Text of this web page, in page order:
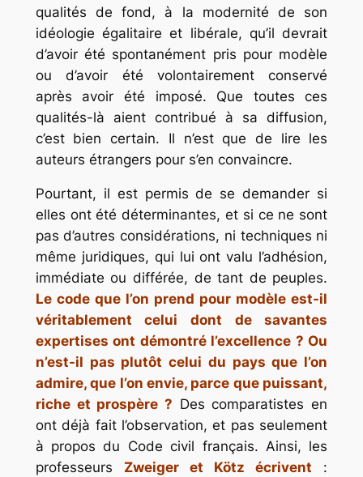
qualités de fond, à la modernité de son
idéologie égalitaire et libérale, qu’il devrait
d’avoir été spontanément pris pour modèle
ou d’avoir été volontairement conservé
après avoir été imposé. Que toutes ces
qualités-là aient contribué à sa diffusion,
c’est bien certain. Il n’est que de lire les
auteurs étrangers pour s’en convaincre.
Pourtant, il est permis de se demander si
elles ont été déterminantes, et si ce ne sont
pas d’autres considérations, ni techniques ni
même juridiques, qui lui ont valu l’adhésion,
immédiate ou différée, de tant de peuples.
Le code que l’on prend pour modèle est-il
véritablement celui dont de savantes
expertises ont démontré l’excellence ? Ou
n’est-il pas plutôt celui du pays que l’on
admire, que l’on envie, parce que puissant,
riche et prospère ? Des comparatistes en
ont déjà fait l’observation, et pas seulement
à propos du Code civil français. Ainsi, les
professeurs Zweiger et Kötz écrivent :